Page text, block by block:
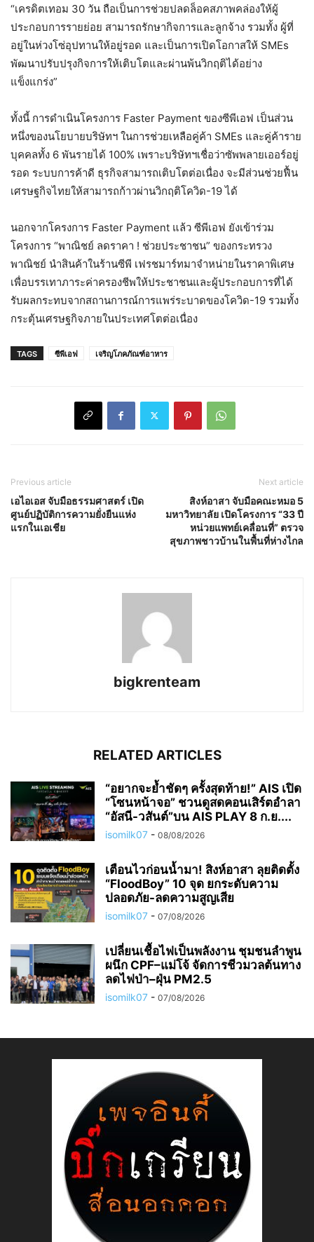
“เครดิตเทอม 30 วัน ถือเป็นการช่วยปลดล็อคสภาพคล่องให้ผู้
ประกอบการรายย่อย สามารถรักษากิจการและลูกจ้าง รวมทั้ง ผู้ที่
อยู่ในห่วงโซ่อุปทานให้อยู่รอด และเป็นการเปิดโอกาสให้ SMEs
พัฒนาปรับปรุงกิจการให้เติบโตและผ่านพ้นวิกฤติได้อย่าง
แข็งแกร่ง”
ทั้งนี้ การดำเนินโครงการ Faster Payment ของซีพีเอฟ เป็นส่วน
หนึ่งของนโยบายบริษัทฯ ในการช่วยเหลือคู่ค้า SMEs และคู่ค้าราย
บุคคลทั้ง 6 พันรายได้ 100% เพราะบริษัทฯเชื่อว่าซัพพลายเออร์อยู่
รอด ระบบการค้าดี ธุรกิจสามารถเติบโตต่อเนื่อง จะมีส่วนช่วยฟื้น
เศรษฐกิจไทยให้สามารถก้าวผ่านวิกฤติโควิด-19 ได้
นอกจากโครงการ Faster Payment แล้ว ซีพีเอฟ ยังเข้าร่วม
โครงการ “พาณิชย์ ลดราคา ! ช่วยประชาชน” ของกระทรวง
พาณิชย์ นำสินค้าในร้านซีพี เฟรชมาร์ทมาจำหน่ายในราคาพิเศษ
เพื่อบรรเทาภาระค่าครองชีพให้ประชาชนและผู้ประกอบการที่ได้
รับผลกระทบจากสถานการณ์การแพร่ระบาดของโควิด-19 รวมทั้ง
กระตุ้นเศรษฐกิจภายในประเทศโตต่อเนื่อง
TAGS ซีพีเอฟ เจริญโภคภัณฑ์อาหาร
Previous article
เอไอเอส จับมือธรรมศาสตร์ เปิด
ศูนย์ปฏิบัติการความยั่งยืนแห่ง
แรกในเอเชีย
Next article
สิงห์อาสา จับมือคณะหมอ 5
มหาวิทยาลัย เปิดโครงการ “33 ปี
หน่วยแพทย์เคลื่อนที่” ตรวจ
สุขภาพชาวบ้านในพื้นที่ห่างไกล
bigkrenteam
RELATED ARTICLES
“อยากจะย้ำชัดๆ ครั้งสุดท้าย!” AIS เปิด
“โซนหน้าจอ” ชวนดูสดคอนเสิร์ตอำลา
“อัสนี-วสันต์”บน AIS PLAY 8 ก.ย....
isomilk07 - 08/08/2026
เตือนไวก่อนน้ำมา! สิงห์อาสา ลุยติดตั้ง
“FloodBoy” 10 จุด ยกระดับความ
ปลอดภัย-ลดความสูญเสีย
isomilk07 - 07/08/2026
เปลี่ยนเชื้อไฟเป็นพลังงาน ชุมชนลำพูน
ผนึก CPF–แม่โจ้ จัดการชีวมวลต้นทาง
ลดไฟป่า–ฝุ่น PM2.5
isomilk07 - 07/08/2026